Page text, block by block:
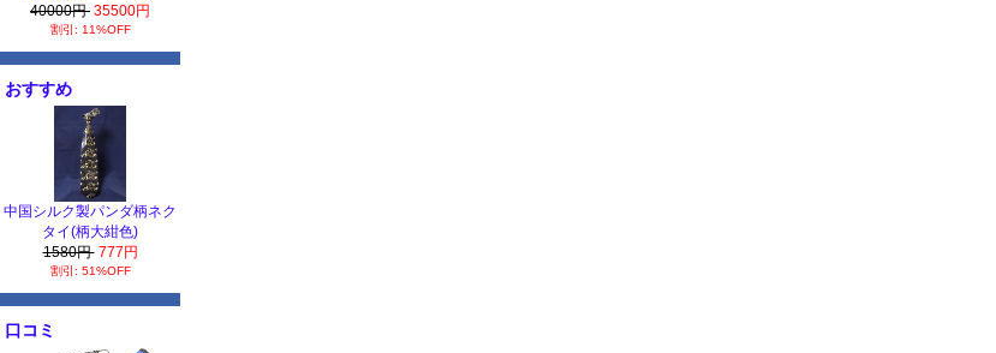
40000円 35500円
割引: 11%OFF
おすすめ
中国シルク製パンダ柄ネク
タイ(柄大紺色)
1580円 777円
割引: 51%OFF
口コミ